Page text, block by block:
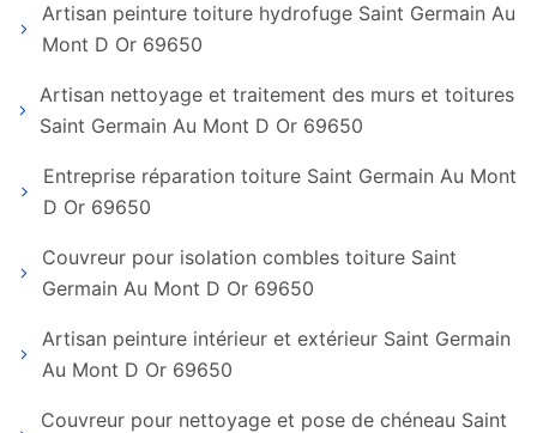
Artisan peinture toiture hydrofuge Saint Germain Au
Mont D Or 69650
Artisan nettoyage et traitement des murs et toitures
Saint Germain Au Mont D Or 69650
Entreprise réparation toiture Saint Germain Au Mont
D Or 69650
Couvreur pour isolation combles toiture Saint
Germain Au Mont D Or 69650
Artisan peinture intérieur et extérieur Saint Germain
Au Mont D Or 69650
Couvreur pour nettoyage et pose de chéneau Saint